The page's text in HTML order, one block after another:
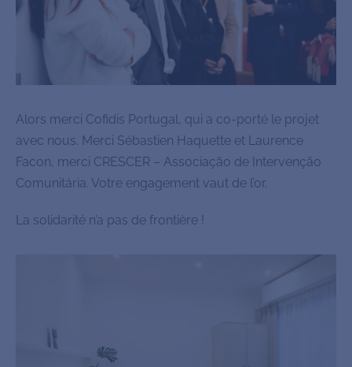
Alors merci Cofidis Portugal, qui a co-porté le projet
avec nous. Merci Sébastien Haquette et Laurence
Facon, merci CRESCER – Associação de Intervenção
Comunitária. Votre engagement vaut de l’or.
La solidarité n’a pas de frontière !